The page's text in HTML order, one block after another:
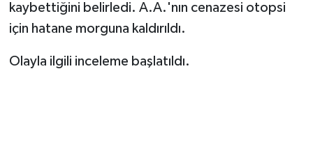
kaybettiğini belirledi. A.A.'nın cenazesi otopsi
için hatane morguna kaldırıldı.
Olayla ilgili inceleme başlatıldı.
YAŞAM